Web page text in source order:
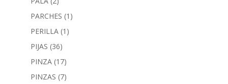
PARCHES (1)
PERILLA (1)
PIJAS (36)
PINZA (17)
PINZAS (7)